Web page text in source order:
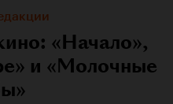
«Начало»,
и «Молочные